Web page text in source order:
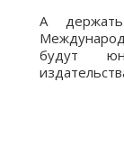
А
будут